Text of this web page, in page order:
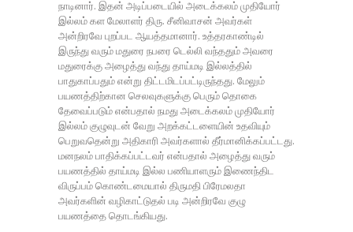
நாடினார். இதன் அடிப்படையில் அடைக்கலம் முதியோர்
இல்லம் கள மேலாளர் திரு. சீனிவாசன் அவர்கள்
அன்றிரவே புறப்பட ஆயத்தமானார். உத்தரகாண்டில்
இருந்து வரும் மதுரை நபரை டெல்லி வந்ததும் அவரை
மதுரைக்கு அழைத்து வந்து தாய்மடி இல்லத்தில்
பாதுகாப்பதும் என்று திட்டமிடப்பட்டிருந்தது. மேலும்
பயணத்திற்கான செலவுகளுக்கு பெரும் தொகை
தேவைப்படும் என்பதால் நமது அடைக்கலம் முதியோர்
இல்லம் குழுவுடன் வேறு அறக்கட்டளையின் உதவியும்
பெறுவதென்று அதிகாரி அவர்களால் தீர்மானிக்கப்பட்டது.
மனநலம் பாதிக்கப்பட்டவர் என்பதால் அழைத்து வரும்
பயணத்தில் தாய்மடி இல்ல பணியாளரும் இணைந்திட
விருப்பம் கொண்டமையால் திருமதி பிரேமலதா
அவர்களின் வழிகாட்டுதல் படி அன்றிரவே குழு
பயணத்தை தொடங்கியது.